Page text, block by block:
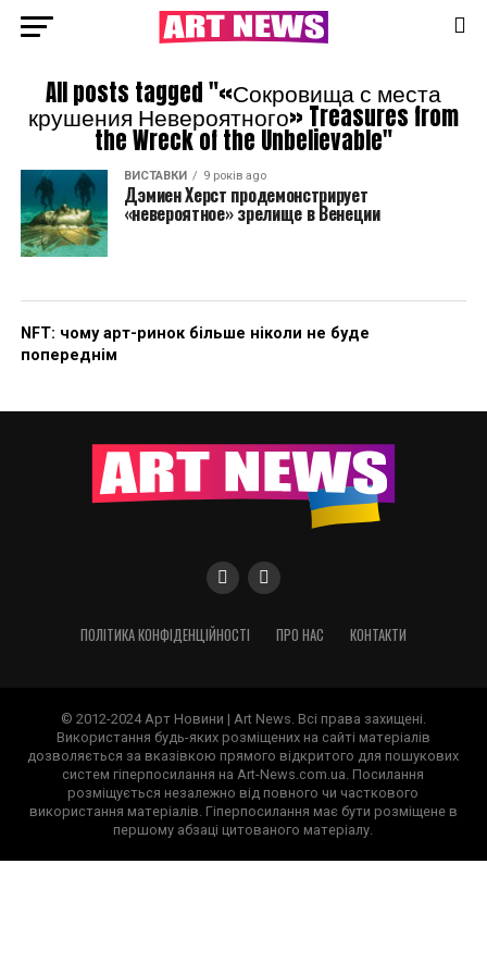
All posts tagged "«Сокровища с места
крушения Невероятного» Treasures from
the Wreck of the Unbelievable"
ВИСТАВКИ 9 років ago
Дэмиен Херст продемонстрирует
«невероятное» зрелище в Венеции
NFT: чому арт-ринок більше ніколи не буде
попереднім
ПОЛІТИКА КОНФІДЕНЦІЙНОСТІ ПРО НАС КОНТАКТИ
© 2012-2024 Арт Новини | Art News. Всі права захищені.
Використання будь-яких розміщених на сайті матеріалів
дозволяється за вказівкою прямого відкритого для пошукових
систем гіперпосилання на Art-News.com.ua. Посилання
розміщується незалежно від повного чи часткового
використання матеріалів. Гіперпосилання має бути розміщене в
першому абзаці цитованого матеріалу.